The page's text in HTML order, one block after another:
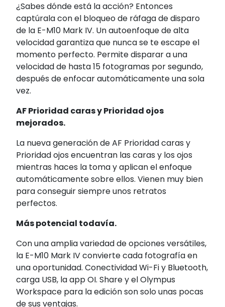
¿Sabes dónde está la acción? Entonces
captúrala con el bloqueo de ráfaga de disparo
de la E-M10 Mark IV. Un autoenfoque de alta
velocidad garantiza que nunca se te escape el
momento perfecto. Permite disparar a una
velocidad de hasta 15 fotogramas por segundo,
después de enfocar automáticamente una sola
vez.
AF Prioridad caras y Prioridad ojos
mejorados.
La nueva generación de AF Prioridad caras y
Prioridad ojos encuentran las caras y los ojos
mientras haces la toma y aplican el enfoque
automáticamente sobre ellos. Vienen muy bien
para conseguir siempre unos retratos
perfectos.
Más potencial todavía.
Con una amplia variedad de opciones versátiles,
la E-M10 Mark IV convierte cada fotografía en
una oportunidad. Conectividad Wi-Fi y Bluetooth,
carga USB, la app OI. Share y el Olympus
Workspace para la edición son solo unas pocas
de sus ventajas.